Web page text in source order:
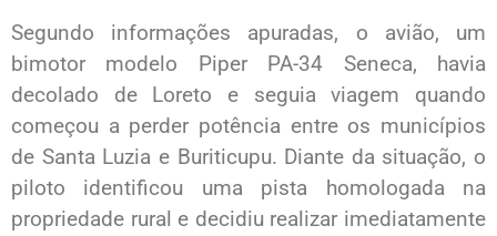
Segundo informações apuradas, o avião, um
bimotor modelo Piper PA-34 Seneca, havia
decolado de Loreto e seguia viagem quando
começou a perder potência entre os municípios
de Santa Luzia e Buriticupu. Diante da situação, o
piloto identificou uma pista homologada na
propriedade rural e decidiu realizar imediatamente